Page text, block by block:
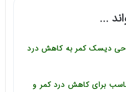
...
دیسک کمر به کاهش درد
برای کاهش درد کمر و